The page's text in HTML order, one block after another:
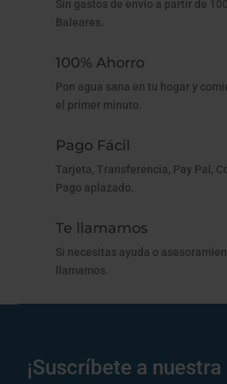
Sin gastos de envío a partir de
Baleares.
100% Ahorro
Pon agua sana en tu hogar y
el primer minuto.
Pago Fácil
Tarjeta, Transferencia, Pay Pal,
Pago aplazado.
Te llamamos
Si necesitas ayuda o
llamamos.
¡Suscríbete a